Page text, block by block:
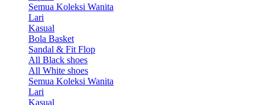
Semua Koleksi Wanita
Lari
Kasual
Bola Basket
Sandal & Fit Flop
All Black shoes
All White shoes
Semua Koleksi Wanita
Lari
Kasual